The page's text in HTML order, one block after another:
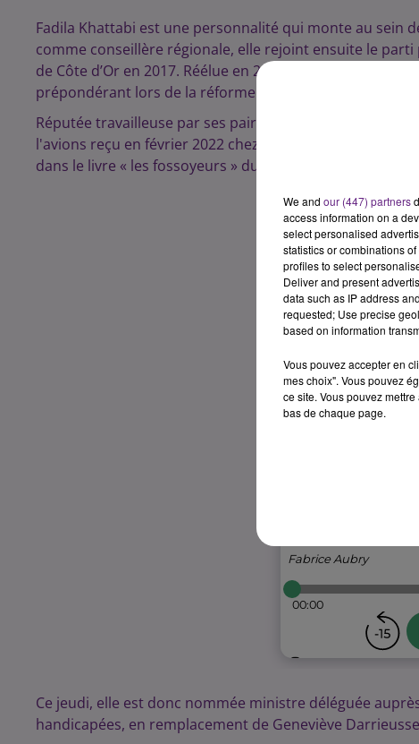
Fadila Khattabi est une personnalité qui monte au sein
comme conseillère régionale, elle rejoint ensuite le
de Côte d’Or en 2017. Réélue en 2022, celle qui est
prépondérant lors de la réforme des retraites en début
Réputée travailleuse par ses pairs, elle s’est souvent
l'avions reçu en février 2022 chez K6 pour évoquer les
dans le livre « les fossoyeurs » du journaliste Victor
Ce jeudi, elle est donc nommée ministre déléguée
handicapées, en remplacement de Geneviève
We and our (447) partners
access information on a
select personalised
statistics or combinations
profiles to select
Deliver and present
data such as IP address
requested; Use precise
based on information
Vous pouvez accepter en
mes choix". Vous pouvez
ce site. Vous pouvez
bas de chaque page.